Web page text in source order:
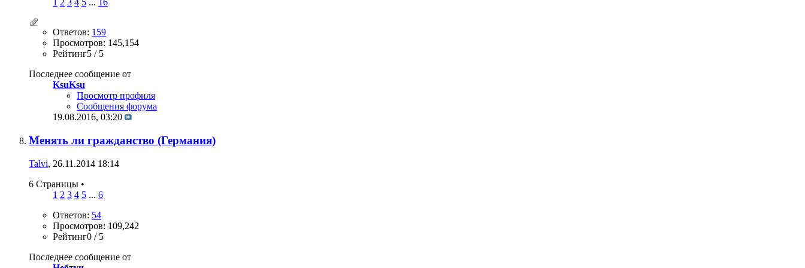
2 3 4 5 ... 16
Ответов: 159
Просмотров: 145,154
Рейтинг5 / 5
Последнее сообщение от
KsuKsu
Просмотр профиля
Сообщения форума
19.08.2016, 03:20
Менять ли гражданство (Германия)
Talvi, 26.11.2014 18:14
6 Страницы •
1 2 3 4 5 ... 6
Ответов: 54
Просмотров: 109,242
Рейтинг0 / 5
Последнее сообщение от